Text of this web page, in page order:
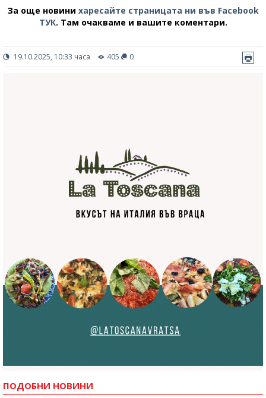
За още новини харесайте страницата ни във Facebook
ТУК. Там очакваме и вашите коментари.
19.10.2025, 10:33 часа 405 0
ПОДОБНИ НОВИНИ